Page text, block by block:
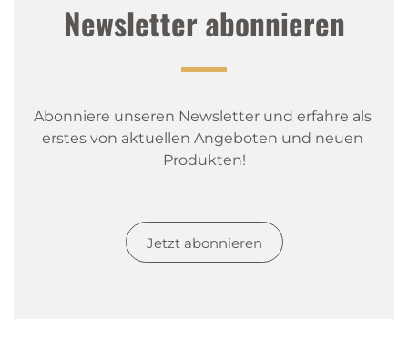
Newsletter abonnieren
Abonniere unseren Newsletter und erfahre als
erstes von aktuellen Angeboten und neuen
Produkten!
Jetzt abonnieren